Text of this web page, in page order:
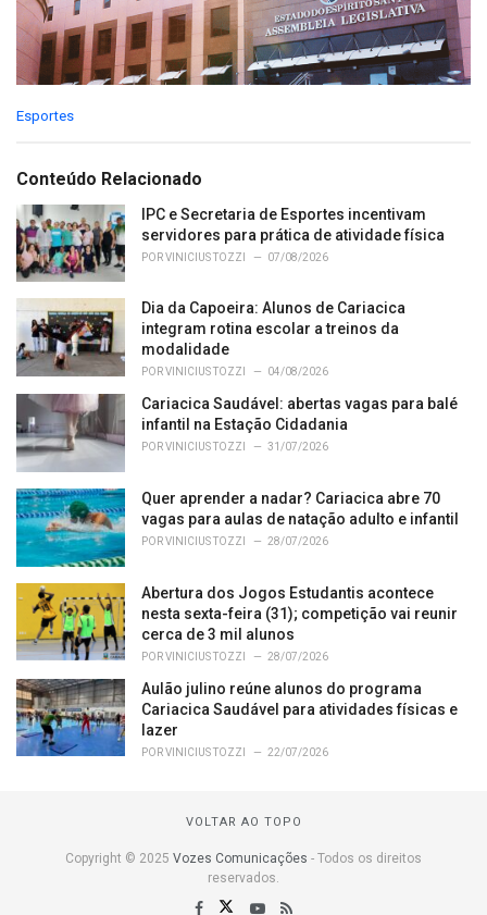
C
e
o
r
i
e
:
Esportes
Conteúdo Relacionado
IPC e Secretaria de Esportes incentivam
servidores para prática de atividade física
PORVINICIUS TOZZI 07/08/2026
Dia da Capoeira: Alunos de Cariacica
integram rotina escolar a treinos da
modalidade
PORVINICIUS TOZZI 04/08/2026
Cariacica Saudável: abertas vagas para balé
infantil na Estação Cidadania
PORVINICIUS TOZZI 31/07/2026
Quer aprender a nadar? Cariacica abre 70
vagas para aulas de natação adulto e infantil
PORVINICIUS TOZZI 28/07/2026
Abertura dos Jogos Estudantis acontece
nesta sexta-feira (31); competição vai reunir
cerca de 3 mil alunos
PORVINICIUS TOZZI 28/07/2026
Aulão julino reúne alunos do programa
Cariacica Saudável para atividades físicas e
lazer
PORVINICIUS TOZZI 22/07/2026
VOLTAR AO TOPO
Copyright © 2025 Vozes Comunicações - Todos os direitos
reservados.